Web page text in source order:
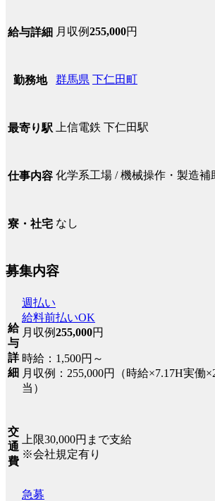
給与詳細 月収例255,000円
勤務地 群馬県 下仁田町
最寄り駅 上信電鉄 下仁田駅
仕事内容 化学系工場 / 機械操作・製造補
寮・社宅 なし
募集内容
給
与
詳
細
週払い
給料前払いOK
月収例255,000円
時給：1,500円～
月収例：255,000円（時給×7.17H実働
当）
交
通
費
上限30,000円まで支給
※会社規定有り
急募